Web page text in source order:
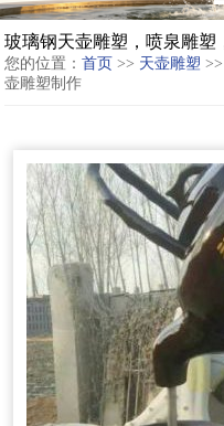
玻璃钢天壶雕塑，喷泉雕塑
您的位置：首页 >> 天壶雕塑
壶雕塑制作